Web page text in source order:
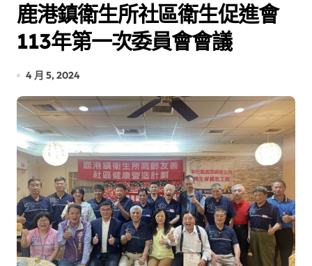
鹿港鎮衛生所社區衛生促進會
113年第一次委員會會議
4 月 5, 2024